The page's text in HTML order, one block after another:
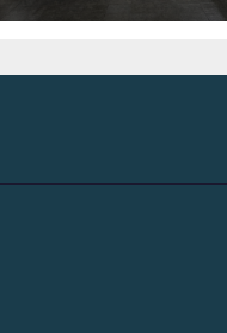
millones para